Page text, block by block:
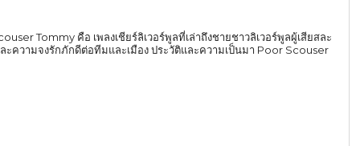
Tommy คือ เพลงเชียร์ลิเวอร์พูลที่เล่าถึงชายชาวลิเวอร์พูลผู้เสียสละ
ความจงรักภักดีต่อทีมและเมือง ประวัติและความเป็นมา Poor Scouser